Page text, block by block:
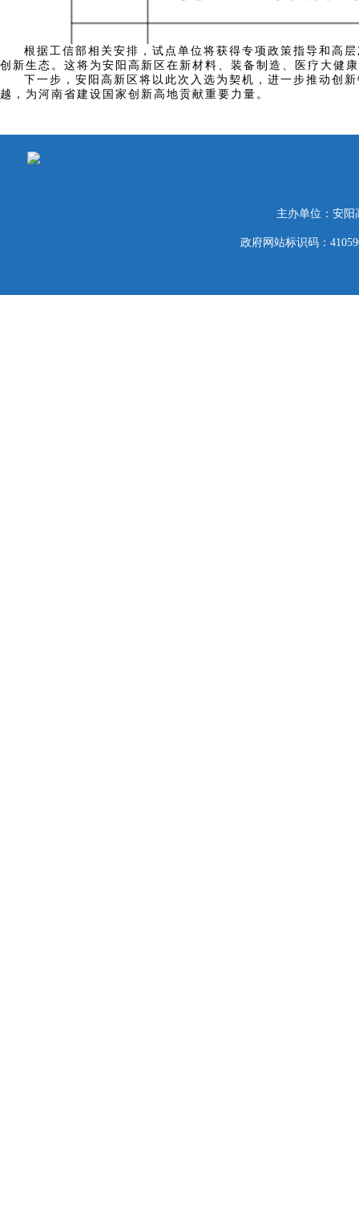
根据工信部相关安排，试点单位将获得专项政策指导和高层
创新生态。这将为安阳高新区在新材料、装备制造、医疗大健
下一步，安阳高新区将以此次入选为契机，进一步推动创新
越，为河南省建设国家创新高地贡献重要力量。
主办单位：安
政府网站标识码：